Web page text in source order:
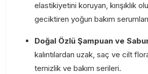
elastikiyetini koruyan, kırışıklık
geciktiren yoğun bakım
Doğal Özlü Şampuan ve
kalıntılardan uzak, saç ve cilt
temizlik ve bakım serileri.